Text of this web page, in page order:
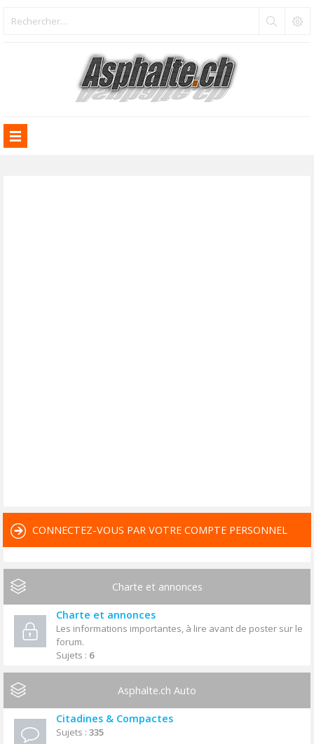
CONNECTEZ-VOUS PAR VOTRE COMPTE PERSONNEL
Charte et annonces
Charte et annonces
Les informations importantes, à lire avant de poster sur le
forum.
Sujets : 6
Asphalte.ch Auto
Citadines & Compactes
Sujets : 335